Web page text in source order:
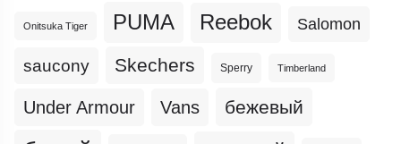
Onitsuka Tiger PUMA Reebok Salomon
saucony Skechers Sperry Timberland
Under Armour Vans бежевый